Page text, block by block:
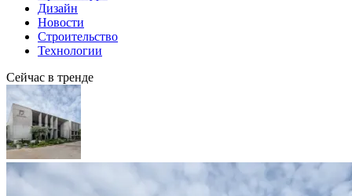
Дизайн
Новости
Строительство
Технологии
Сейчас в тренде